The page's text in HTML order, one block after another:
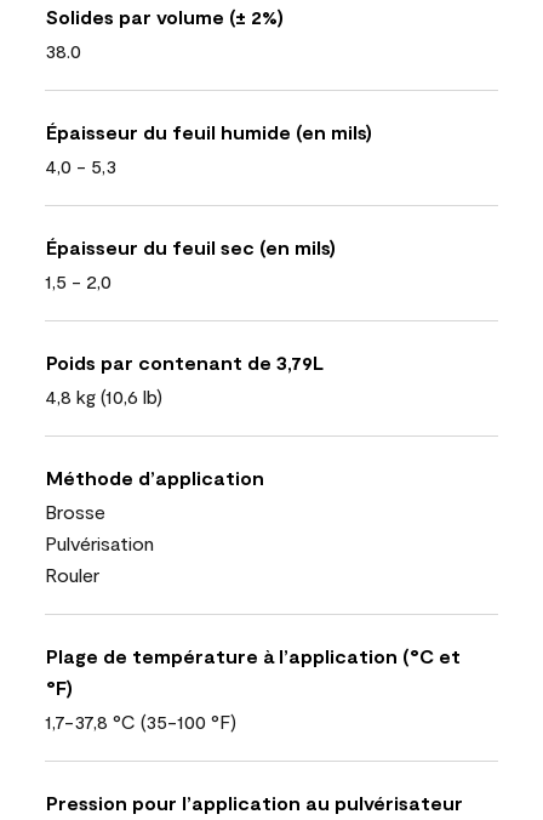
Solides par volume (± 2%)
38.0
Épaisseur du feuil humide (en mils)
4,0 - 5,3
Épaisseur du feuil sec (en mils)
1,5 - 2,0
Poids par contenant de 3,79L
4,8 kg (10,6 lb)
Méthode d’application
Brosse
Pulvérisation
Rouler
Plage de température à l’application (°C et
°F)
1,7-37,8 °C (35-100 °F)
Pression pour l’application au pulvérisateur